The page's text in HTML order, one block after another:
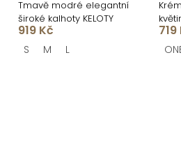
Tmavě modré elegantní
široké kalhoty KELOTY
919 Kč
S M L
719